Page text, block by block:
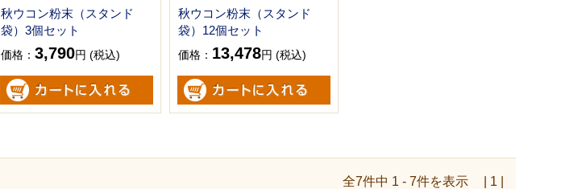
秋ウコン粉末（スタンド
袋）3個セット
価格： 3,790円 (税込)
秋ウコン粉末（スタンド
袋）12個セット
価格： 13,478円 (税込)
全7件中 1 - 7件を表示
| 1 |